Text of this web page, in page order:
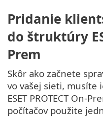
Pridanie
do štruktúry
Prem
Skôr ako začnete
vo vašej sieti, musíte
ESET PROTECT On-
počítačov použite